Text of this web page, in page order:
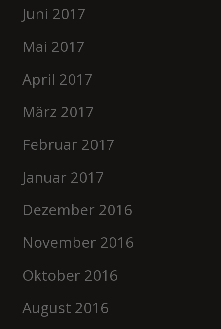
Juni 2017
Mai 2017
April 2017
März 2017
Februar 2017
Januar 2017
Dezember 2016
November 2016
Oktober 2016
August 2016